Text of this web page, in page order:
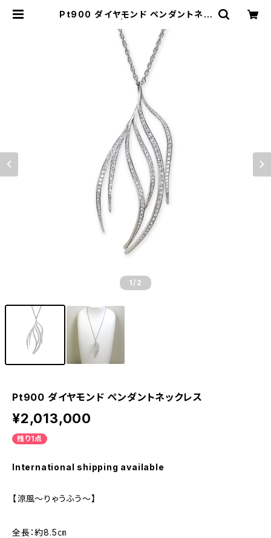
Pt900 ダイヤモンド ペンダントネッ
1 /2
Pt900 ダイヤモンド ペンダントネックレス
¥2,013,000
残り1点
International shipping available
【涼風～りゃうふう～】
全長：約8.5㎝